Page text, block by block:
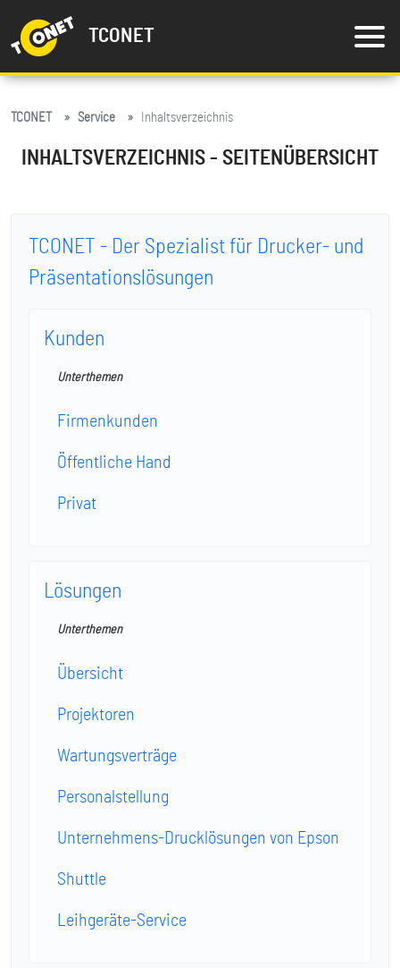
TCONET
TCONET Service Inhaltsverzeichnis
INHALTSVERZEICHNIS - SEITENÜBERSICHT
TCONET - Der Spezialist für Drucker- und
Präsentationslösungen
Kunden
Unterthemen
Firmenkunden
Öffentliche Hand
Privat
Lösungen
Unterthemen
Übersicht
Projektoren
Wartungsverträge
Personalstellung
Unternehmens-Drucklösungen von Epson
Shuttle
Leihgeräte-Service